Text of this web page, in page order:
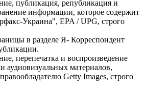
публикация, републикация и
информации, которое содержит
Украина", EPA / UPG, строго
в разделе Я- Корреспондент
перепечатка и воспроизведение
аудиовизуальных материалов,
Getty Images, строго